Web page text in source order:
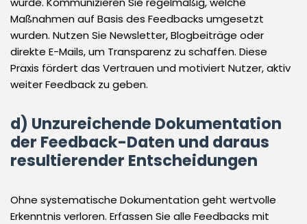
Maßnahmen auf Basis des Feedbacks umgesetzt
wurden. Nutzen Sie Newsletter, Blogbeiträge oder
direkte E-Mails, um Transparenz zu schaffen. Diese
Praxis fördert das Vertrauen und motiviert Nutzer, aktiv
weiter Feedback zu geben.
d) Unzureichende Dokumentation
der Feedback-Daten und daraus
resultierender Entscheidungen
Ohne systematische Dokumentation geht wertvolle
Erkenntnis verloren. Erfassen Sie alle Feedbacks mit